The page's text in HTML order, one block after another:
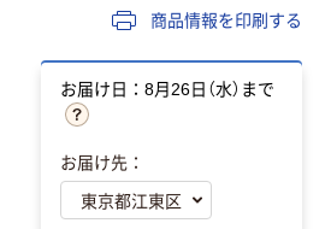
商品情報を印刷する
お届け日：8月26日（水）まで
お届け先：